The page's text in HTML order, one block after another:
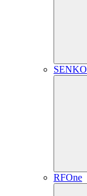
SENKO
RFOne